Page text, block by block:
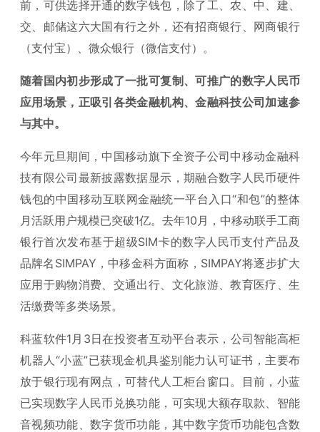
前，可供选择开通的数字钱包，除了工、农、中、建、
交、邮储这六大国有行之外，还有招商银行、网商银行
（支付宝）、微众银行（微信支付）。
随着国内初步形成了一批可复制、可推广的数字人民币
应用场景，正吸引各类金融机构、金融科技公司加速参
与其中。
今年元旦期间，中国移动旗下全资子公司中移动金融科
技有限公司最新披露数据显示，期融合数字人民币硬件
钱包的中国移动互联网金融统一平台入口“和包”的整体
月活跃用户规模已突破1亿。去年10月，中移动联手工商
银行首次发布基于超级SIM卡的数字人民币支付产品及
品牌名SIMPAY，中移金科方面称，SIMPAY将逐步扩大
应用于购物消费、交通出行、文化旅游、教育医疗、生
活缴费等多类场景。
科蓝软件1月3日在投资者互动平台表示，公司智能高柜
机器人“小蓝”已获现金机具鉴别能力认可证书，主要布
放于银行现有网点，可替代人工柜台窗口。目前，小蓝
已实现数字人民币兑换功能，可实现大额存取款、智能
音视频功能、数字货币功能，其中数字货币功能包含数